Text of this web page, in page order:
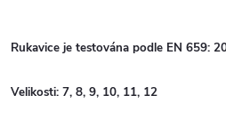
Rukavice je testována podle EN 659:
Velikosti: 7, 8, 9, 10, 11, 12